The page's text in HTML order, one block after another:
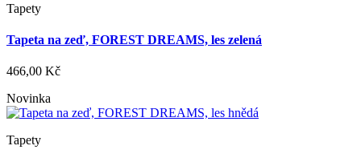
Tapety
Tapeta na zeď, FOREST DREAMS, les zelená
466,00 Kč
Novinka
Tapety